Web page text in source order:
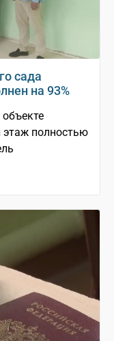
сада
на 93%
этаж полностью